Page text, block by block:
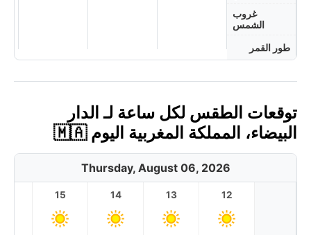
غروب
الشمس
طور القمر
توقعات الطقس لكل ساعة لـ الدار
البيضاء، المملكة المغربية اليوم 🇲🇦
Thursday, August 06, 2026
12
13
14
15